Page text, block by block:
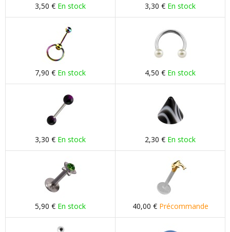
3,50 € En stock 3,30 € En stock
7,90 € En stock 4,50 € En stock
3,30 € En stock 2,30 € En stock
5,90 € En stock 40,00 € Précommande